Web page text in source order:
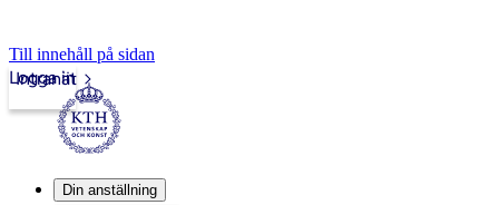
Till innehåll på sidan
Intranät
Logga in
Din anställning